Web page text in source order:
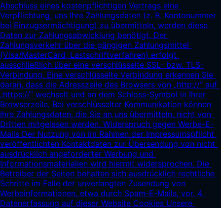
Abschluss eines kostenpflichtigen Vertrags eine
Verpflichtung, uns Ihre Zahlungsdaten (z. B. Kontonummer
bei Einzugsermächtigung) zu übermitteln, werden diese
Daten zur Zahlungsabwicklung benötigt. Der
Zahlungsverkehr über die gängigen Zahlungsmittel
(Visa/MasterCard, Lastschriftverfahren) erfolgt
ausschließlich über eine verschlüsselte SSL- bzw. TLS-
Verbindung. Eine verschlüsselte Verbindung erkennen Sie
daran, dass die Adresszeile des Browsers von „http://“ auf
„https://“ wechselt und an dem Schloss-Symbol in Ihrer
Browserzeile. Bei verschlüsselter Kommunikation können
Ihre Zahlungsdaten, die Sie an uns übermitteln, nicht von
Dritten mitgelesen werden. Widerspruch gegen Werbe-E-
Mails Der Nutzung von im Rahmen der Impressumspflicht
veröffentlichten Kontaktdaten zur Übersendung von nicht
ausdrücklich angeforderter Werbung und
Informationsmaterialien wird hiermit widersprochen. Die
Betreiber der Seiten behalten sich ausdrücklich rechtliche
Schritte im Falle der unverlangten Zusendung von
Werbeinformationen, etwa durch Spam-E-Mails, vor. 4.
Datenerfassung auf dieser Website Cookies Unsere